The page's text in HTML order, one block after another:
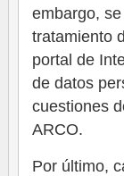
embargo,
tratamiento
portal de
de datos
cuestiones
ARCO.
Por último,